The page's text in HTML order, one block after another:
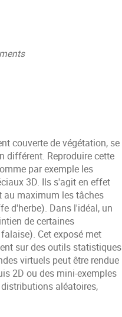
couverte de végétation, se
différent. Reproduire cette
par exemple les
3D. Ils s'agit en effet
au maximum les tâches
d'herbe). Dans l'idéal, un
de certaines
Cet exposé met
sur des outils statistiques
virtuels peut être rendue
2D ou des mini-exemples
aléatoires,